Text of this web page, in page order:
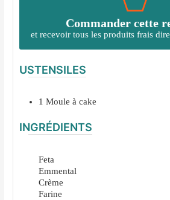
Commander cette
et recevoir tous les produits frais
USTENSILES
1 Moule à cake
INGRÉDIENTS
Feta
Emmental
Crème
Farine